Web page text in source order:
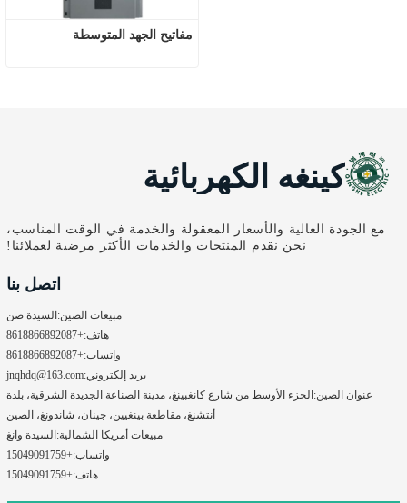
مفاتيح الجهد المتوسطة
كينغه الكهربائية
مع الجودة العالية والأسعار المعقولة والخدمة في الوقت المناسب،
نحن نقدم المنتجات والخدمات الأكثر مرضية لعملائنا!
اتصل بنا
مبيعات الصين: السيدة صن
هاتف:+8618866892087
واتساب:+8618866892087
بريد إلكتروني:jnqhdq@163.com
عنوان الصين: الجزء الأوسط من شارع كانغبينغ، مدينة الصناعة الجديدة الشرقية، بلدة
أنتشنغ، مقاطعة بينغيين، جينان، شاندونغ، الصين
مبيعات أمريكا الشمالية: السيدة وانغ
واتساب:+15049091759
هاتف:+15049091759